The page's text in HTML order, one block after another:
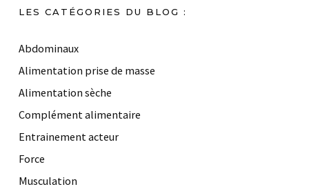
LES CATÉGORIES DU BLOG :
Abdominaux
Alimentation prise de masse
Alimentation sèche
Complément alimentaire
Entrainement acteur
Force
Musculation